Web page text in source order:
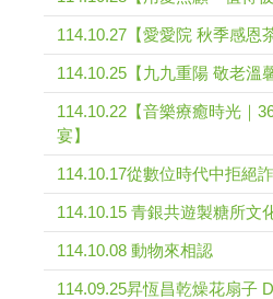
114.10.27【愛愛院 秋季感恩
114.10.25【九九重陽 敬老溫
114.10.22【音樂療癒時光｜
宴】
114.10.17從數位時代中拒絕
114.10.15 青銀共遊製糖所文
114.10.08 動物來相認
114.09.25昇恆昌乾燥花扇子